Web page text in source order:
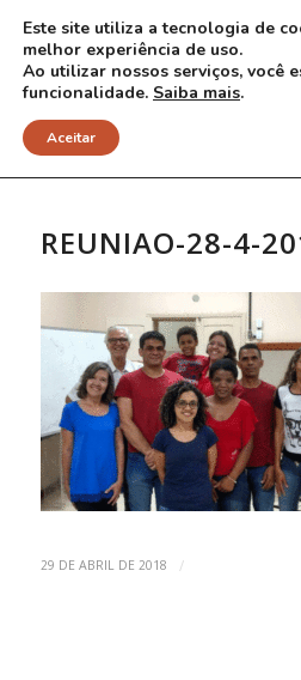
NOTÍCIAS
REUNIAO-28-4-
29 DE ABRIL DE 2018 /
Este site utiliza a tecnologia de
melhor experiência de uso.
Ao utilizar nossos serviços, você
funcionalidade. Saiba mais.
Aceitar